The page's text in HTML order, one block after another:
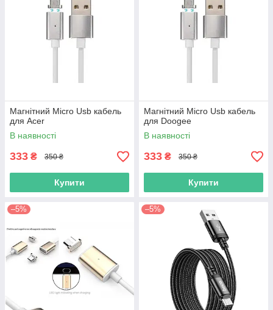
Магнітний Micro Usb кабель
для Acer
В наявності
333 ₴ 350 ₴
Купити
Магнітний Micro Usb кабель
для Doogee
В наявності
333 ₴ 350 ₴
Купити
–5% –5%